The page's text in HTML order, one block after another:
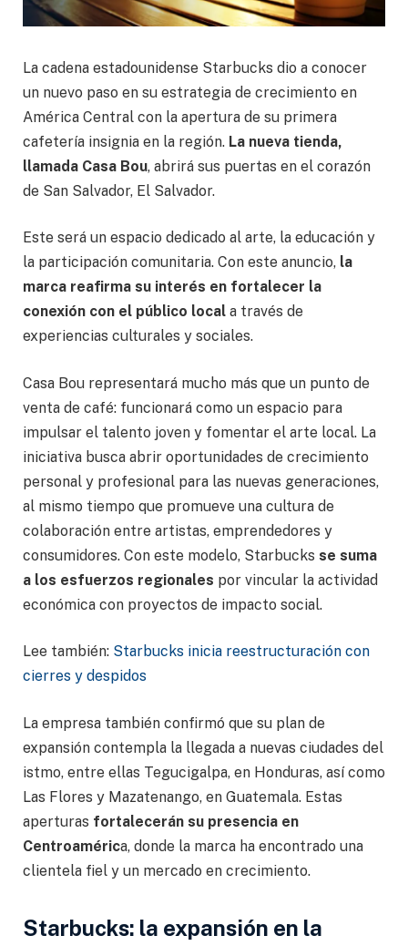
La cadena estadounidense Starbucks dio a conocer
un nuevo paso en su estrategia de crecimiento en
América Central con la apertura de su primera
cafetería insignia en la región. La nueva tienda,
llamada Casa Bou, abrirá sus puertas en el corazón
de San Salvador, El Salvador.
Este será un espacio dedicado al arte, la educación y
la participación comunitaria. Con este anuncio, la
marca reafirma su interés en fortalecer la
conexión con el público local a través de
experiencias culturales y sociales.
Casa Bou representará mucho más que un punto de
venta de café: funcionará como un espacio para
impulsar el talento joven y fomentar el arte local. La
iniciativa busca abrir oportunidades de crecimiento
personal y profesional para las nuevas generaciones,
al mismo tiempo que promueve una cultura de
colaboración entre artistas, emprendedores y
consumidores. Con este modelo, Starbucks se suma
a los esfuerzos regionales por vincular la actividad
económica con proyectos de impacto social.
Lee también: Starbucks inicia reestructuración con
cierres y despidos
La empresa también confirmó que su plan de
expansión contempla la llegada a nuevas ciudades del
istmo, entre ellas Tegucigalpa, en Honduras, así como
Las Flores y Mazatenango, en Guatemala. Estas
aperturas fortalecerán su presencia en
Centroamérica, donde la marca ha encontrado una
clientela fiel y un mercado en crecimiento.
Starbucks: la expansión en la